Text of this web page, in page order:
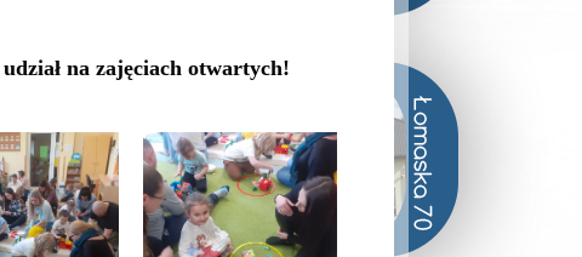
na zajęciach otwartych!